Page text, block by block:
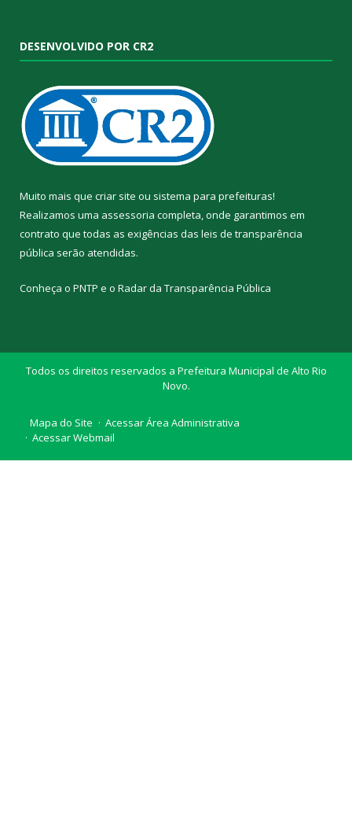
DESENVOLVIDO POR CR2
Muito mais que criar site ou sistema para prefeituras!
Realizamos uma assessoria completa, onde garantimos em
contrato que todas as exigências das leis de transparência
pública serão atendidas.
Conheça o PNTP e o Radar da Transparência Pública
Todos os direitos reservados a Prefeitura Municipal de Alto Rio
Novo.
Mapa do Site
Acessar Área Administrativa
Acessar Webmail